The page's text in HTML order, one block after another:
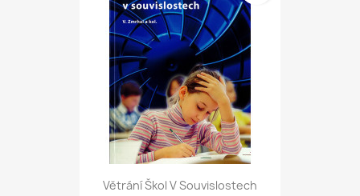
Větrání Škol V Souvislostech